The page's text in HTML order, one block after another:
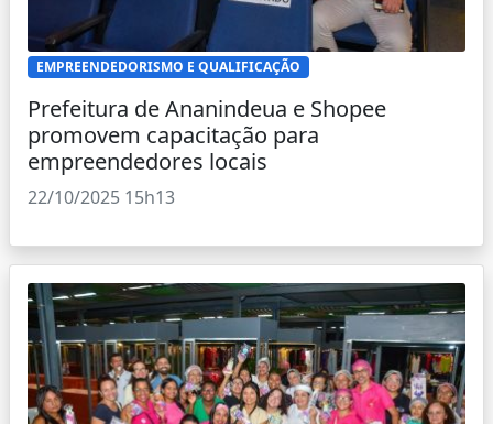
EMPREENDEDORISMO E QUALIFICAÇÃO
Prefeitura de Ananindeua e Shopee
promovem capacitação para
empreendedores locais
22/10/2025 15h13